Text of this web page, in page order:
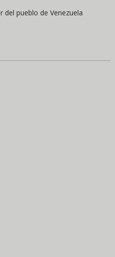
del pueblo de Venezuela